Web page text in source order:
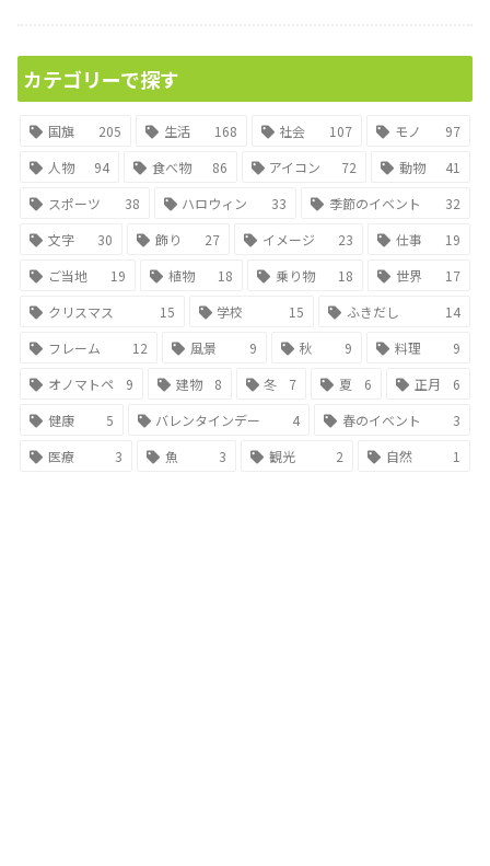
カテゴリーで探す
国旗 205 生活 168 社会 107 モノ
97
人物
94 食べ物 86 アイコン 72 動物
41
スポーツ
38 ハロウィン 33 季節のイベント
32
文字
30 飾り 27 イメージ 23 仕事
19
ご当地
19 植物 18 乗り物 18 世界
17
クリスマス
15 学校 15 ふきだし
14
フレーム
12 風景 9 秋 9 料理
9
オノマトペ
9 建物 8 冬 7 夏 6 正月
6
健康
5 バレンタインデー 4 春のイベント
3
医療
3 魚 3 観光 2 自然 1